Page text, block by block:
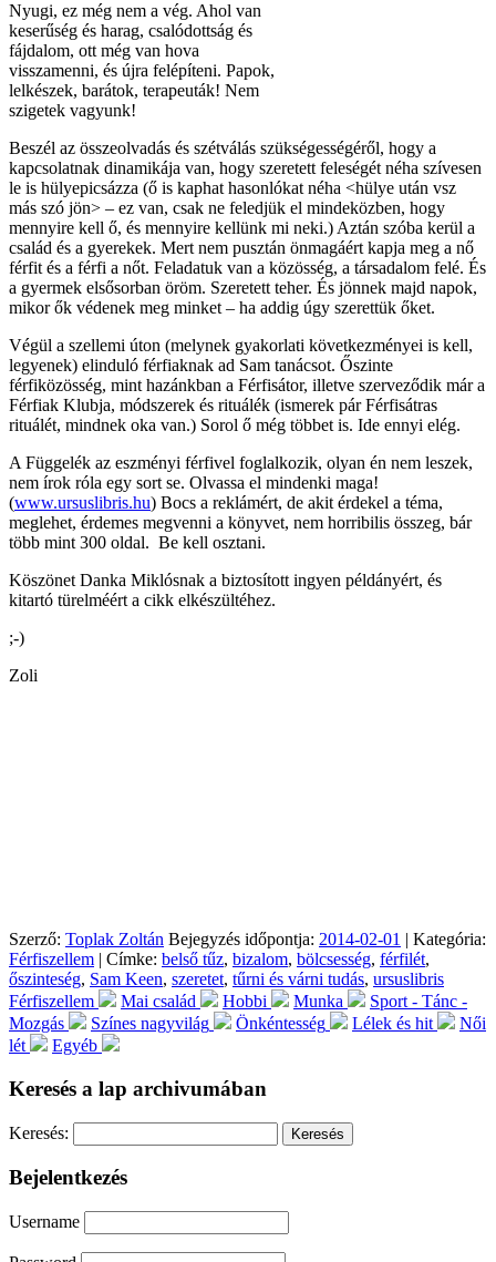
Nyugi, ez még nem a vég. Ahol van
keserűség és harag, csalódottság és
fájdalom, ott még van hova
visszamenni, és újra felépíteni. Papok,
lelkészek, barátok, terapeuták! Nem
szigetek vagyunk!
Beszél az összeolvadás és szétválás szükségességéről, hogy a
kapcsolatnak dinamikája van, hogy szeretett feleségét néha szívesen
le is hülyepicsázza (ő is kaphat hasonlókat néha <hülye után vsz
más szó jön> – ez van, csak ne feledjük el mindeközben, hogy
mennyire kell ő, és mennyire kellünk mi neki.) Aztán szóba kerül a
család és a gyerekek. Mert nem pusztán önmagáért kapja meg a nő
férfit és a férfi a nőt. Feladatuk van a közösség, a társadalom felé. És
a gyermek elsősorban öröm. Szeretett teher. És jönnek majd napok,
mikor ők védenek meg minket – ha addig úgy szerettük őket.
Végül a szellemi úton (melynek gyakorlati következményei is kell,
legyenek) elinduló férfiaknak ad Sam tanácsot. Őszinte
férfiközösség, mint hazánkban a Férfisátor, illetve szerveződik már a
Férfiak Klubja, módszerek és rituálék (ismerek pár Férfisátras
rituálét, mindnek oka van.) Sorol ő még többet is. Ide ennyi elég.
A Függelék az eszményi férfivel foglalkozik, olyan én nem leszek,
nem írok róla egy sort se. Olvassa el mindenki maga!
(www.ursuslibris.hu) Bocs a reklámért, de akit érdekel a téma,
meglehet, érdemes megvenni a könyvet, nem horribilis összeg, bár
több mint 300 oldal. Be kell osztani.
Köszönet Danka Miklósnak a biztosított ingyen példányért, és
kitartó türelméért a cikk elkészültéhez.
;-)
Zoli
Szerző: Toplak Zoltán Bejegyzés időpontja: 2014-02-01 | Kategória:
Férfiszellem | Címke: belső tűz, bizalom, bölcsesség, férfilét,
őszinteség, Sam Keen, szeretet, tűrni és várni tudás, ursuslibris
Férfiszellem
Mai család Hobbi Munka
Sport - Tánc -
Mozgás
Színes nagyvilág Önkéntesség Lélek és hit
Női
lét
Egyéb
Keresés a lap archivumában
Keresés:
Bejelentkezés
Username